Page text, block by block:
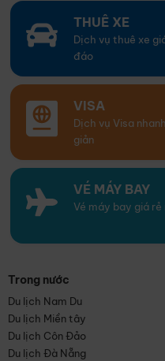
THUÊ XE
Dịch vụ thuê xe
đáo
VISA
Dịch vụ Visa
giản
VÉ MÁY BAY
Vé máy bay giá
Trong nước
Du lịch Nam Du
Du lịch Miền tây
Du lịch Côn Đảo
Du lịch Đà Nẵng